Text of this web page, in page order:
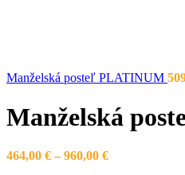
Manželská posteľ PLATINUM
Manželská
464,00 € – 960,00 €Price